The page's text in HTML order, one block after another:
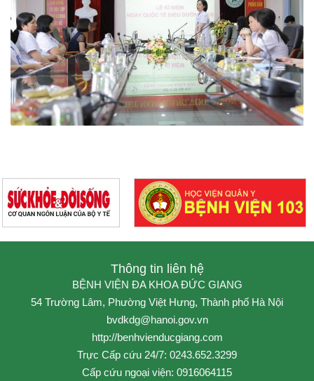
Thông tin liên hệ
BỆNH VIỆN ĐA KHOA ĐỨC GIANG
54 Trường Lâm, Phường Việt Hưng, Thành phố Hà Nội
bvdkdg@hanoi.gov.vn
http://benhvienducgiang.com
Trực Cấp cứu 24/7: 0243.652.3299
Cấp cứu ngoại viện: 0916064115